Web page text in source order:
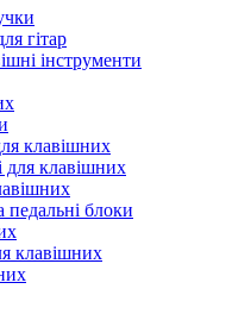
гітар
інструменти
клавішних
для клавішних
педальні блоки
клавішних